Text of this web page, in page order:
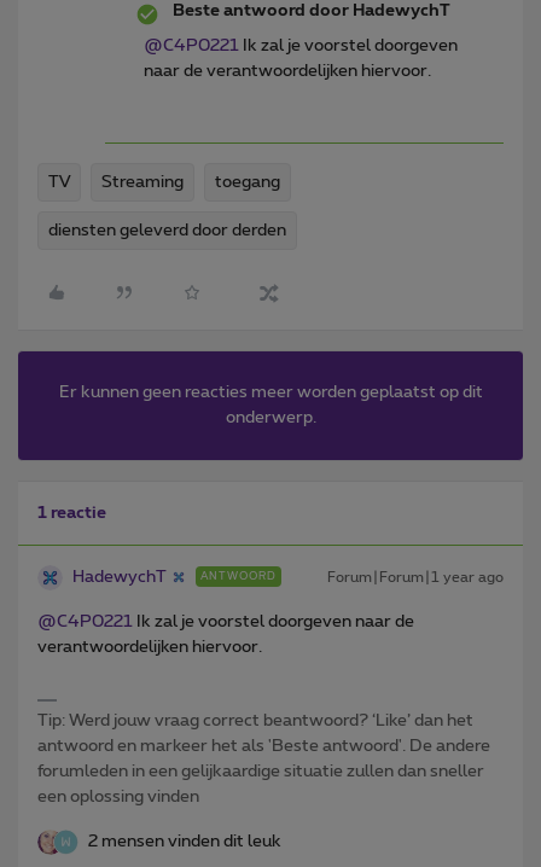
Beste antwoord door HadewychT
@C4P0221
Ik zal je voorstel doorgeven
naar de verantwoordelijken hiervoor.
TV Streaming toegang
diensten geleverd door derden
Er kunnen geen reacties meer worden geplaatst op dit
onderwerp.
1 reactie
HadewychT ANTWOORD Forum|Forum|1 year ago
@C4P0221
Ik zal je voorstel doorgeven naar de
verantwoordelijken hiervoor.
Tip: Werd jouw vraag correct beantwoord? ‘Like’ dan het
antwoord en markeer het als 'Beste antwoord'. De andere
forumleden in een gelijkaardige situatie zullen dan sneller
een oplossing vinden
2 mensen vinden dit leuk